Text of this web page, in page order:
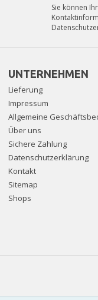
Sie können
UNTERNEHMEN
Lieferung
Impressum
Allgemeine
Über uns
Sichere Zahlung
Datenschutzerklärung
Kontakt
Sitemap
Shops